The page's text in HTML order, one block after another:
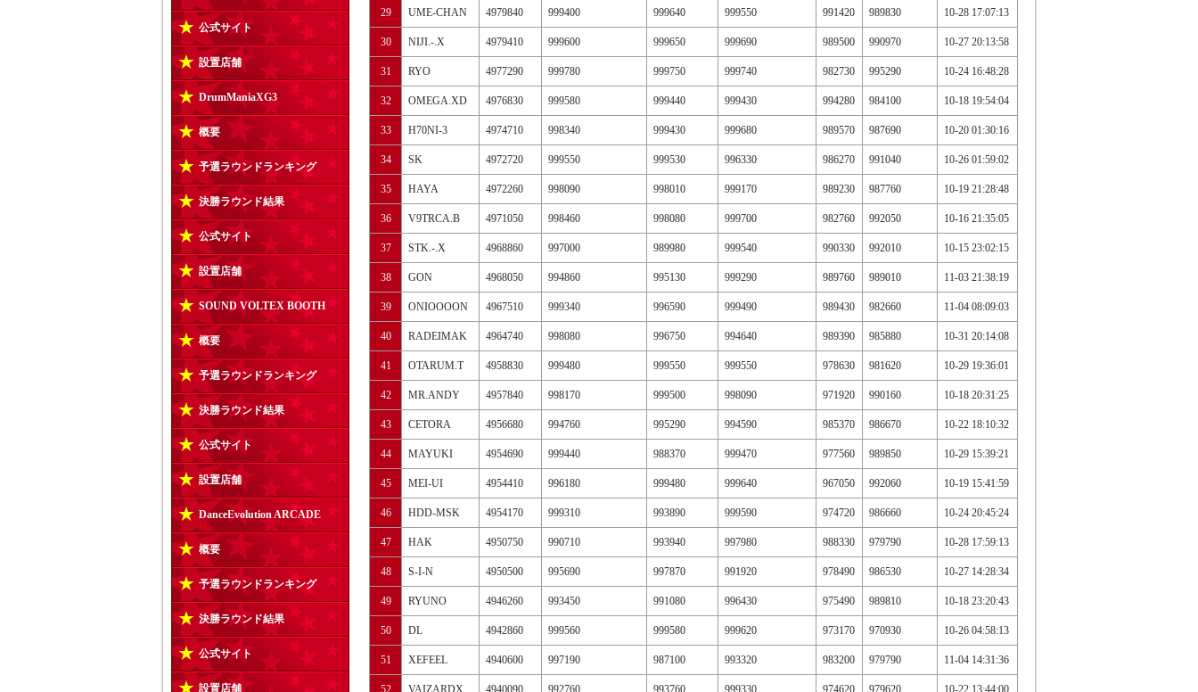
29 UME-CHAN 4979840 999400 999640 999550 991420 989830 10-28 17:07:13
30 NIJI.-.X 4979410 999600 999650 999690 989500 990970 10-27 20:13:58
31 RYO 4977290 999780 999750 999740 982730 995290 10-24 16:48:28
32 OMEGA.XD 4976830 999580 999440 999430 994280 984100 10-18 19:54:04
33 H70NI-3 4974710 998340 999430 999680 989570 987690 10-20 01:30:16
34 SK 4972720 999550 999530 996330 986270 991040 10-26 01:59:02
35 HAYA 4972260 998090 998010 999170 989230 987760 10-19 21:28:48
36 V9TRCA.B 4971050 998460 998080 999700 982760 992050 10-16 21:35:05
37 STK.-.X 4968860 997000 989980 999540 990330 992010 10-15 23:02:15
38 GON 4968050 994860 995130 999290 989760 989010 11-03 21:38:19
39 ONIOOOON 4967510 999340 996590 999490 989430 982660 11-04 08:09:03
40 RADEIMAK 4964740 998080 996750 994640 989390 985880 10-31 20:14:08
41 OTARUM.T 4958830 999480 999550 999550 978630 981620 10-29 19:36:01
42 MR.ANDY 4957840 998170 999500 998090 971920 990160 10-18 20:31:25
43 CETORA 4956680 994760 995290 994590 985370 986670 10-22 18:10:32
44 MAYUKI 4954690 999440 988370 999470 977560 989850 10-29 15:39:21
45 MEI-UI 4954410 996180 999480 999640 967050 992060 10-19 15:41:59
46 HDD-MSK 4954170 999310 993890 999590 974720 986660 10-24 20:45:24
47 HAK 4950750 990710 993940 997980 988330 979790 10-28 17:59:13
48 S-I-N 4950500 995690 997870 991920 978490 986530 10-27 14:28:34
49 RYUNO 4946260 993450 991080 996430 975490 989810 10-18 23:20:43
50 DL 4942860 999560 999580 999620 973170 970930 10-26 04:58:13
51 XEFEEL 4940600 997190 987100 993320 983200 979790 11-04 14:31:36
52 VAIZARDX 4940090 992760 993760 999330 974620 979620 10-22 13:44:00
公式サイト
設置店舗
DrumManiaXG3
概要
予選ラウンドランキング
決勝ラウンド結果
公式サイト
設置店舗
SOUND VOLTEX BOOTH
概要
予選ラウンドランキング
決勝ラウンド結果
公式サイト
設置店舗
DanceEvolution ARCADE
概要
予選ラウンドランキング
決勝ラウンド結果
公式サイト
設置店舗